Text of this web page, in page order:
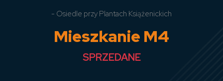
- Osiedle przy Plantach Książenickich
Mieszkanie M4
SPRZEDANE